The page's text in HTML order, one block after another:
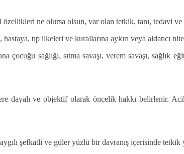
özellikleri ne olursa olsun, var olan tetkik, tanı, tedavi
tıp ilkeleri ve kurallarına aykırı veya aldatıcı
sağlığı, sıtma savaşı, verem savaşı, sağlık
dayalı ve objektif olarak öncelik hakkı belirlenir.
şefkatli ve güler yüzlü bir davranış içerisinde tetkik